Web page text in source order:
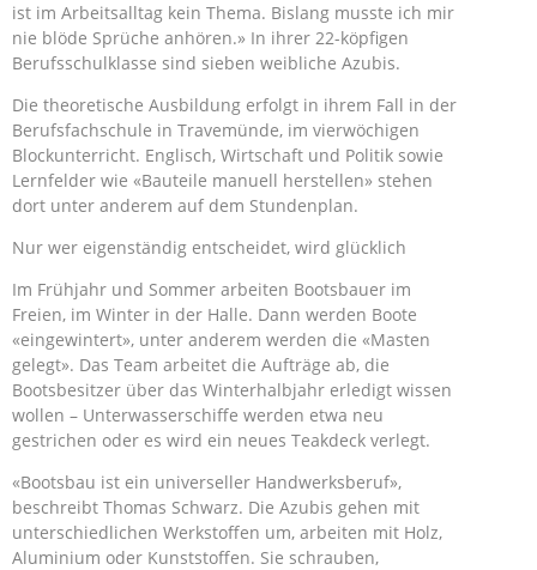
ist im Arbeitsalltag kein Thema. Bislang musste ich mir
nie blöde Sprüche anhören.» In ihrer 22-köpfigen
Berufsschulklasse sind sieben weibliche Azubis.
Die theoretische Ausbildung erfolgt in ihrem Fall in der
Berufsfachschule in Travemünde, im vierwöchigen
Blockunterricht. Englisch, Wirtschaft und Politik sowie
Lernfelder wie «Bauteile manuell herstellen» stehen
dort unter anderem auf dem Stundenplan.
Nur wer eigenständig entscheidet, wird glücklich
Im Frühjahr und Sommer arbeiten Bootsbauer im
Freien, im Winter in der Halle. Dann werden Boote
«eingewintert», unter anderem werden die «Masten
gelegt». Das Team arbeitet die Aufträge ab, die
Bootsbesitzer über das Winterhalbjahr erledigt wissen
wollen – Unterwasserschiffe werden etwa neu
gestrichen oder es wird ein neues Teakdeck verlegt.
«Bootsbau ist ein universeller Handwerksberuf»,
beschreibt Thomas Schwarz. Die Azubis gehen mit
unterschiedlichen Werkstoffen um, arbeiten mit Holz,
Aluminium oder Kunststoffen. Sie schrauben,